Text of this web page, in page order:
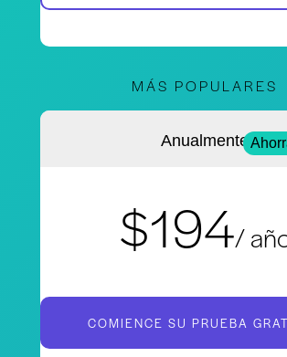
MÁS POPULARES
Anualmente
$194/
COMIENCE SU PRUEBA